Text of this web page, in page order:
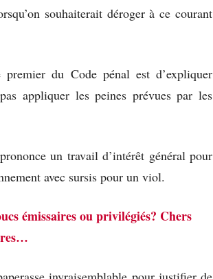
souhaiterait déroger à ce courant
du Code pénal est d’expliquer
appliquer les peines prévues par les
un travail d’intérêt général pour
avec sursis pour un viol.
émissaires ou privilégiés? Chers